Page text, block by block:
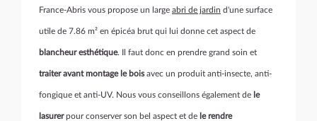
France-Abris vous propose un large abri de jardin d'une surface
utile de 7.86 m² en épicéa brut qui lui donne cet aspect de
blancheur esthétique. Il faut donc en prendre grand soin et
traiter avant montage le boisavec un produit anti-insecte, anti-
fongique et anti-UV. Nous vous conseillons également de le
lasurerpour conserver son bel aspect et de le rendre